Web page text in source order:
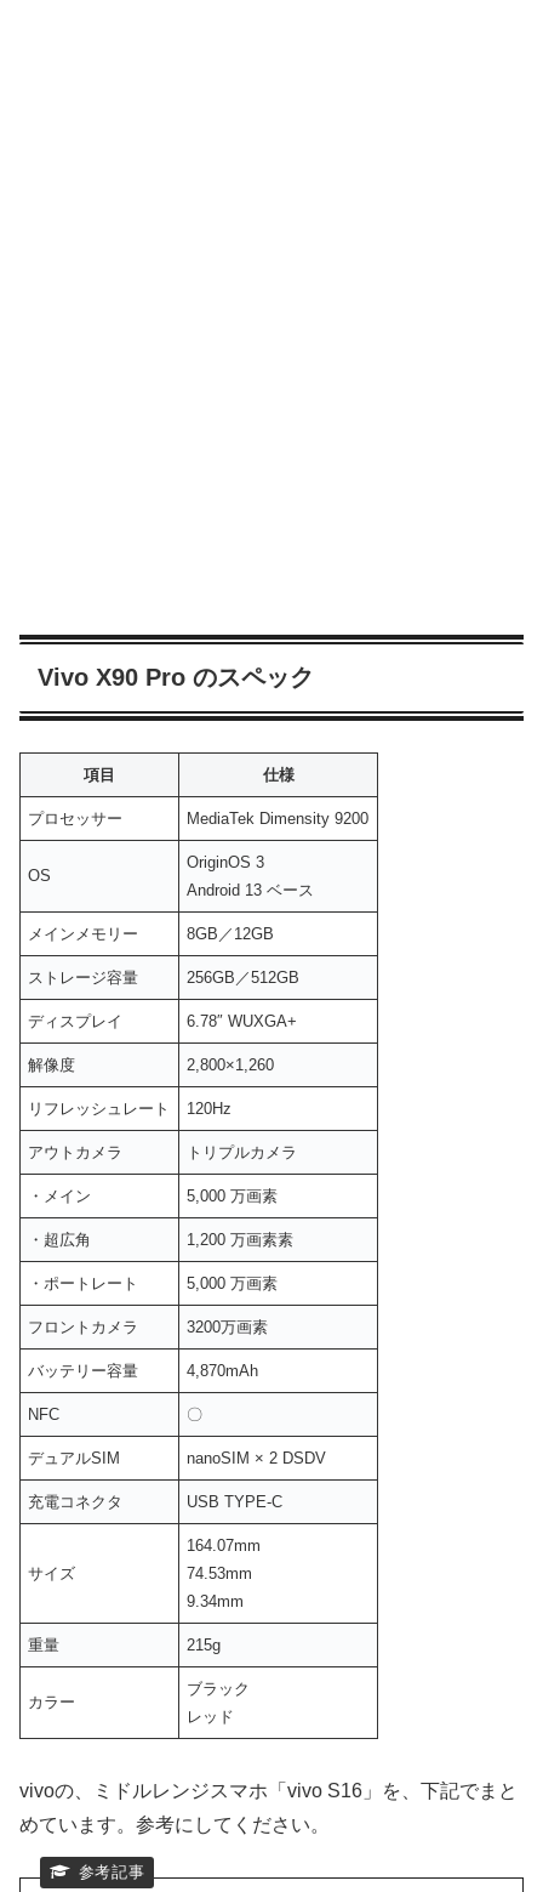
Vivo X90 Pro のスペック
項目 仕様
プロセッサー MediaTek Dimensity 9200
OS
OriginOS 3
Android 13 ベース
メインメモリー 8GB／12GB
ストレージ容量 256GB／512GB
ディスプレイ 6.78″ WUXGA+
解像度 2,800×1,260
リフレッシュレート 120Hz
アウトカメラ トリプルカメラ
・メイン 5,000 万画素
・超広角 1,200 万画素素
・ポートレート 5,000 万画素
フロントカメラ 3200万画素
バッテリー容量 4,870mAh
NFC 〇
デュアルSIM nanoSIM × 2 DSDV
充電コネクタ USB TYPE-C
サイズ
164.07mm
74.53mm
9.34mm
重量 215g
カラー
ブラック
レッド
vivoの、ミドルレンジスマホ「vivo S16」を、下記でまと
めています。参考にしてください。